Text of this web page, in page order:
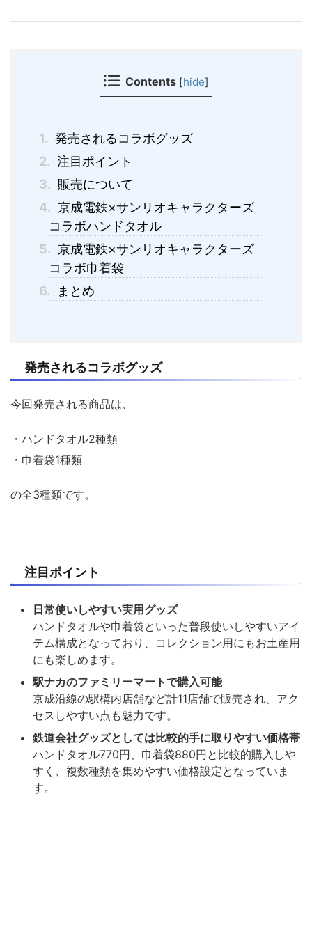
Contents [hide]
1. 発売されるコラボグッズ
2. 注目ポイント
3. 販売について
4. 京成電鉄×サンリオキャラクターズ
コラボハンドタオル
5. 京成電鉄×サンリオキャラクターズ
コラボ巾着袋
6.
まとめ
発売されるコラボグッズ
今回発売される商品は、
・ハンドタオル2種類
・巾着袋1種類
の全3種類です。
注目ポイント
日常使いしやすい実用グッズ
ハンドタオルや巾着袋といった普段使いしやすいアイ
テム構成となっており、コレクション用にもお土産用
にも楽しめます。
駅ナカのファミリーマートで購入可能
京成沿線の駅構内店舗など計11店舗で販売され、アク
セスしやすい点も魅力です。
鉄道会社グッズとしては比較的手に取りやすい価格帯
ハンドタオル770円、巾着袋880円と比較的購入しや
すく、複数種類を集めやすい価格設定となっていま
す。